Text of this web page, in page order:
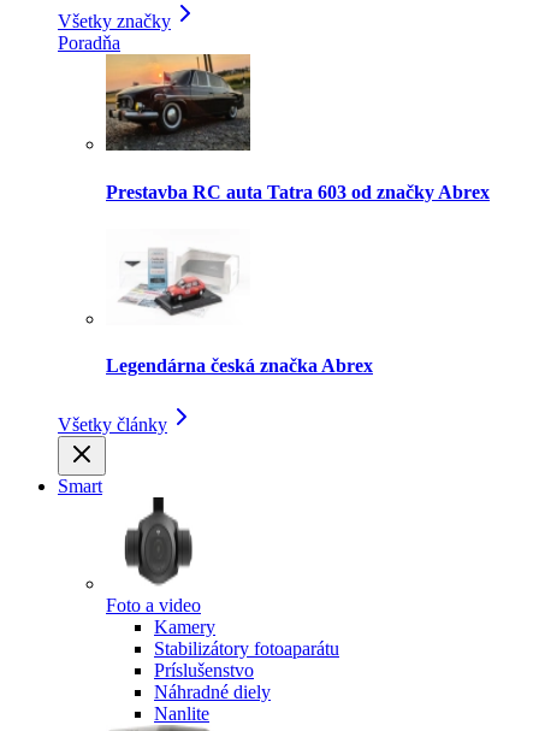
Všetky značky
Poradňa
Prestavba RC auta Tatra 603 od značky Abrex
Legendárna česká značka Abrex
Všetky články
Smart
Foto a video
Kamery
Stabilizátory fotoaparátu
Príslušenstvo
Náhradné diely
Nanlite